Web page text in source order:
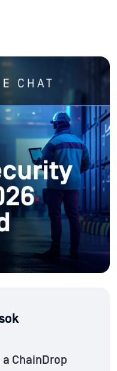
ChainDrop